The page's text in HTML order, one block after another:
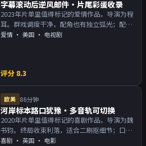
字幕滚动后逆风邮件·片尾彩蛋收录
2023年片单里值得标记的爱情作品，导演为程
耳。群戏调度干净，配角也有独立弧光；配乐
与画面气质统一。主演以演技派为主，适合喜
爱情 · 美国 · 电视剧
评分 8.3
欧美 86分钟
河岸标本路口犹豫·多音轨可切换
2020年片单里值得标记的喜剧作品，导演为魏
书钧。终局收束利落，适合二刷抠细节；口碑
向与娱乐性兼顾。主演以演技派为主，适合喜
喜剧 · 英国 · 电影